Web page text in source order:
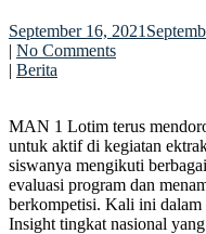
September 16, 2021
| No Comments
| Berita
MAN 1 Lotim terus
untuk aktif di kegiatan
siswanya mengikuti
evaluasi program dan
berkompetisi. Kali ini
Insight tingkat nasional